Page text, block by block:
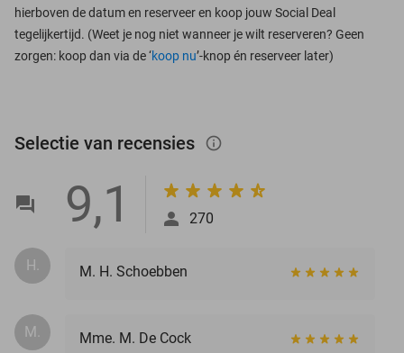
hierboven de datum en reserveer en koop jouw Social Deal
tegelijkertijd. (Weet je nog niet wanneer je wilt reserveren? Geen
zorgen: koop dan via de ‘koop nu’-knop én reserveer later)
Selectie van recensies info_outlined
9,1 270
H. M. H. Schoebben
M. Mme. M. De Cock